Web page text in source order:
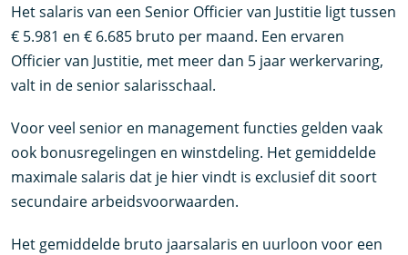
Het salaris van een Senior Officier van Justitie ligt tussen
€ 5.981 en € 6.685 bruto per maand. Een ervaren
Officier van Justitie, met meer dan 5 jaar werkervaring,
valt in de senior salarisschaal.
Voor veel senior en management functies gelden vaak
ook bonusregelingen en winstdeling. Het gemiddelde
maximale salaris dat je hier vindt is exclusief dit soort
secundaire arbeidsvoorwaarden.
Het gemiddelde bruto jaarsalaris en uurloon voor een